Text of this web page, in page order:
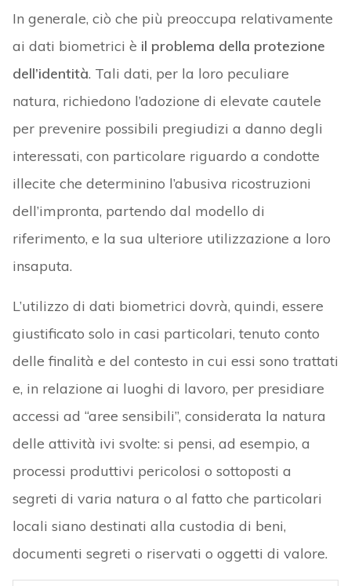
In generale, ciò che più preoccupa relativamente
ai dati biometrici è il problema della protezione
dell’identità. Tali dati, per la loro peculiare
natura, richiedono l’adozione di elevate cautele
per prevenire possibili pregiudizi a danno degli
interessati, con particolare riguardo a condotte
illecite che determinino l’abusiva ricostruzioni
dell’impronta, partendo dal modello di
riferimento, e la sua ulteriore utilizzazione a loro
insaputa.
L’utilizzo di dati biometrici dovrà, quindi, essere
giustificato solo in casi particolari, tenuto conto
delle finalità e del contesto in cui essi sono trattati
e, in relazione ai luoghi di lavoro, per presidiare
accessi ad “aree sensibili”, considerata la natura
delle attività ivi svolte: si pensi, ad esempio, a
processi produttivi pericolosi o sottoposti a
segreti di varia natura o al fatto che particolari
locali siano destinati alla custodia di beni,
documenti segreti o riservati o oggetti di valore.